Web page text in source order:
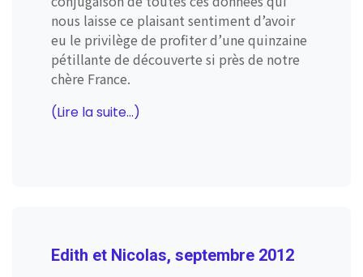
nous laisse ce plaisant sentiment d’avoir
eu le privilège de profiter d’une quinzaine
pétillante de découverte si près de notre
chère France.
(Lire la suite...)
Edith et Nicolas, septembre 2012